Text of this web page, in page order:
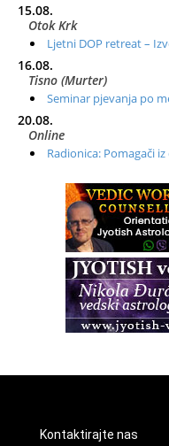
15.08.
Otok Krk
Ljetni DOP retreat –
16.08.
Tisno (Murter)
Seminar pjevanja po
20.08.
Online
Radionica: Pomagači
Zagreb+Online
Osnovni
Zagreb
Osnovna radionica za
Healing course)
Access BARS®,
Pjesma srca / Zagreb
Kontaktirajte nas